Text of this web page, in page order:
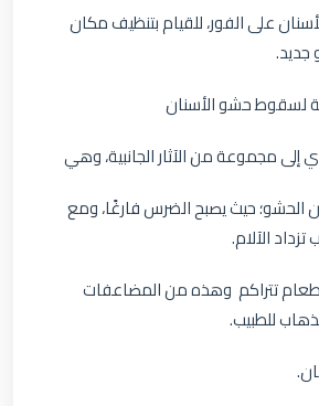
على الفور، للقيام بتنظيف مكان
لسقوط حشو الأسنان
مجموعة من الآثار الجانبية، وهي
حيث يصبح الضرس فارغًا، ومع
الآلام.
الطعام تتراكم وهذه من المضاعفات
للطبيب.